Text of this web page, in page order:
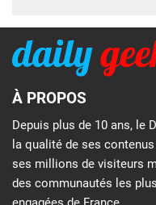
À PROPOS
Depuis plus de 10 ans, le
la qualité de ses
ses millions de visiteurs
des communautés les